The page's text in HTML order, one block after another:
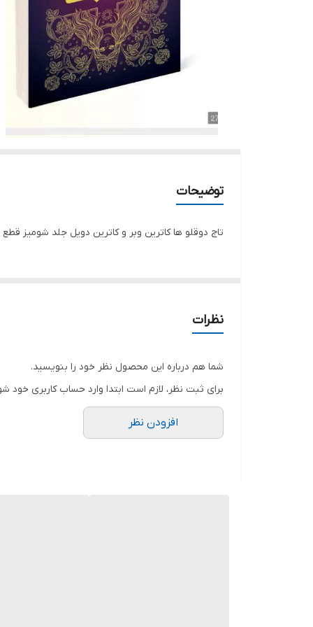
توضیحات
تاج دوقلو ها کاترین وبر و کاترین دویل جلد شومیز
نظرات
شما هم درباره این محصول نظر خود را بنویسید.
برای ثبت نظر، لازم است ابتدا وارد حساب کاربری خود
افزودن نظر